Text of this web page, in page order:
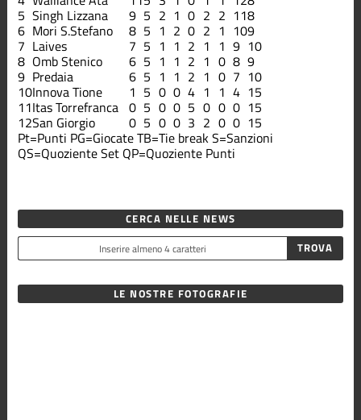
5 Singh Lizzana 9 5 2 1 0 2 2 118
6 Mori S.Stefano 8 5 1 2 0 2 1 109
7 Laives 7 5 1 1 2 1 1 9 10
8 Omb Stenico 6 5 1 1 2 1 0 8 9
9 Predaia 6 5 1 1 2 1 0 7 10
10Innova Tione 1 5 0 0 4 1 1 4 15
11Itas Torrefranca 0 5 0 0 5 0 0 0 15
12San Giorgio 0 5 0 0 3 2 0 0 15
Pt=Punti PG=GiocateTB=Tie breakS=Sanzioni
QS=Quoziente Set QP=Quoziente Punti
CERCA NELLE NEWS
LE NOSTRE FOTOGRAFIE